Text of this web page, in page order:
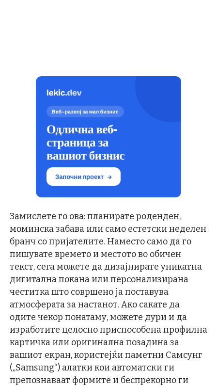
Замислете го ова: планирате роденден,
моминска забава или само естетски неделен
бранч со пријателите. Наместо само да го
пишувате времето и местото во обичен
текст, сега можете да дизајнирате уникатна
дигитална покана или персонализирана
честитка што совршено ја поставува
атмосферата за настанот. Ако сакате да
одите чекор понатаму, можете дури и да
изработите целосно приспособена профилна
картичка или оригинална позадина за
вашиот екран, користејќи паметни Самсунг
(„Samsung“) алатки кои автоматски ги
препознаваат формите и беспрекорно ги